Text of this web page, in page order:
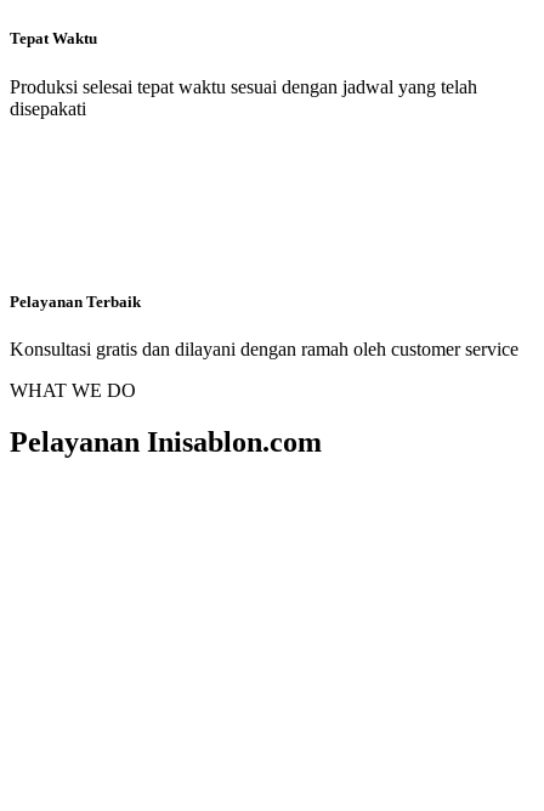
Tepat Waktu
Produksi selesai tepat waktu sesuai dengan jadwal yang telah
disepakati
Pelayanan Terbaik
Konsultasi gratis dan dilayani dengan ramah oleh customer service
WHAT WE DO
Pelayanan Inisablon.com